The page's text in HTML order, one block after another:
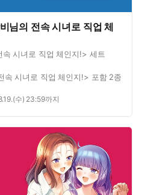
의 전속 시녀로 직업 체
시녀로 직업 체인지!> 세트
속 시녀로 직업 체인지!> 포함 2종
시녀로 직업 체인지!> 포함 2종
수) 23:59까지